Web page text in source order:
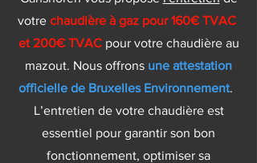
votre chaudière à gaz pour 160€ TVAC
et 200€ TVACpour votre chaudière au
mazout. Nous offrons une attestation
officielle de Bruxelles Environnement.
L’entretien de votre chaudière est
essentiel pour garantir son bon
fonctionnement, optimiser sa